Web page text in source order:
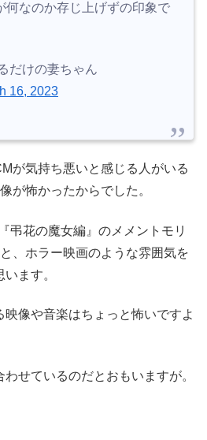
何なのか存じ上げずの印象で
だけの妻ちゃん
16, 2023
が気持ち悪いと感じる人がいる
が怖かったからでした。
弔花の魔女編』のメメントモリ
、ホラー映画のような雰囲気を
ます。
像や音楽はちょっと怖いですよ
せているのだとおもいますが。